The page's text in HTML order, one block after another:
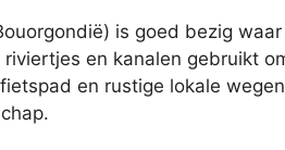
is goed bezig
en kanalen gebruikt
en rustige lokale